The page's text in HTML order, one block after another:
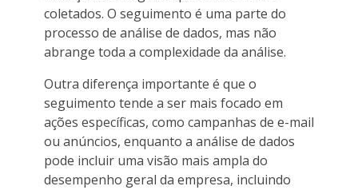
coletados. O seguimento é uma parte do
processo de análise de dados, mas não
abrange toda a complexidade da análise.
Outra diferença importante é que o
seguimento tende a ser mais focado em
ações específicas, como campanhas de e-mail
ou anúncios, enquanto a análise de dados
pode incluir uma visão mais ampla do
desempenho geral da empresa, incluindo